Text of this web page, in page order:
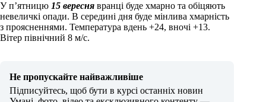
У п’ятницю 15 вересня вранці буде хмарно та обіцяють
невеличкі опади. В середині дня буде мінлива хмарність
з проясненнями. Температура вдень +24, вночі +13.
Вітер північний 8 м/с.
Не пропускайте найважливіше
Підписуйтесь, щоб бути в курсі останніх новин